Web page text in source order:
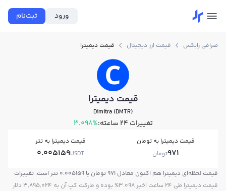
ورود ثبت‌نام
صرافی رابکس قیمت ارز دیجیتال قیمت دیمیترا
قیمت دیمیترا
Dimitra (DMTR)
تغییرات ۲۴ ساعته: 3.098%
قیمت دیمیترا به تومان
971تومان
قیمت دیمیترا به تتر
0.005159USDT
قیمت لحظه‌ای دیمیترا هم اکنون معادل 971 تومان یا 0.005159 تتر است. تغییرات
قیمت دیمیترا طی 24 ساعت اخیر 3.098% بوده و مارکت کپ آن به 3,895,024 دلار